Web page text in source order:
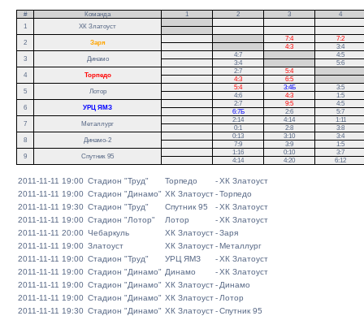
# Команда 1 2 3
4
1
ХК Златоуст
2
Заря
7:4
7:2
4:3
3:4
3
Динамо
4:7
4:5
3:4
5:6
4
Торпедо
2:7 5:4
4:3
6:5
5
Лотор
5:4 3:4Б
3:5
4:6
4:3
1:5
6
УРЦ ЯМЗ
2:7 9:5
4:5
6:7Б
2:6
5:7
7
Металлург
2:14 4:14
1:11
0:1
2:8
3:8
8
Динамо-2
0:13 3:10
3:4
7:9
3:9
1:5
9
Спутник 95
1:16 0:10
3:7
4:14
4:20 6:12
2011-11-11 19:00 Стадион "Труд" Торпедо -ХК Златоуст
2011-11-11 19:00 Стадион "Динамо" ХК Златоуст-Торпедо
2011-11-11 19:30 Стадион "Труд" Спутник 95 -ХК Златоуст
2011-11-11 19:00 Стадион "Лотор" Лотор -ХК Златоуст
2011-11-11 20:00 Чебаркуль ХК Златоуст-Заря
2011-11-11 19:00 Златоуст ХК Златоуст-Металлург
2011-11-11 19:00 Стадион "Труд" УРЦ ЯМЗ -ХК Златоуст
2011-11-11 19:00 Стадион "Динамо" Динамо -ХК Златоуст
2011-11-11 19:00 Стадион "Динамо" ХК Златоуст- Динамо
2011-11-11 19:00 Стадион "Динамо" ХК Златоуст- Лотор
2011-11-11 19:30 Стадион "Динамо" ХК Златоуст-Спутник 95